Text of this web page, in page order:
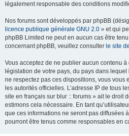
légalement responsable des conditions
Nos forums sont développés par phpBB
licence publique générale GNU 2.0 » et qui
phpBB Limited ne peut en aucun cas être
concernant phpBB, veuillez consulter le site
Vous acceptez de ne publier aucun contenu
législation de votre pays, du pays dans
ne respectez pas ces dispositions, vous vous
les autorités officielles. L’adresse IP de tous
site en français sur blur :: forums » ait le droit
estimons cela nécessaire. En tant
que ces informations ne seront pas diffusées
pourront être tenus comme responsables en